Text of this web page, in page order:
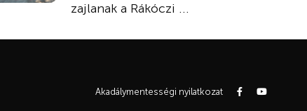
zajlanak a Rákóczi ...
Akadálymentességi nyilatkozat